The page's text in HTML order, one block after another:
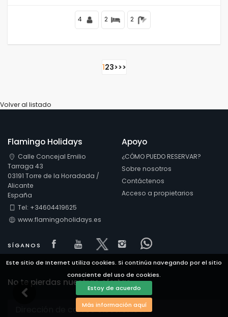
Este sitio de Internet utiliza cookies. Si continúa navegando por el sitio
consciente del uso de cookies.
Estoy de acuerdo
Más información aquí
4 2 2
123>>>
Volver al listado
Flamingo Holidays
Calle Concejal Emilio
Tarraga 43
03191 Torre de la Horadada /
Alicante
España
Tel: +34604419625
www.flamingoholidays.es
SÍGANOS Visit our Facebook page
Visit our youtube page
Visit our x page
Visit our isntagram
Visit our
Apoyo
¿CÓMO PUEDO RESERVAR?
Sobre nosotros
Contáctenos
Acceso a propietarios
No te pierdas nuestras ofertas